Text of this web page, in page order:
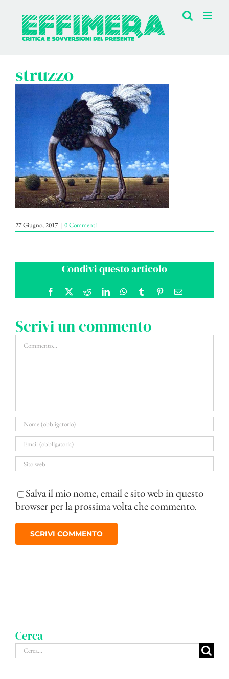
contenuto
struzzo
27 Giugno, 2017 | 0 Commenti
Condivi questo articolo
Facebook RedditLinkedInWhatsApp
Tumblr PinterestEmail
Scrivi un commento
Commento
Salva il mio nome, email e sito web in questo
browser per la prossima volta che commento.
Cerca
Cerca
per: